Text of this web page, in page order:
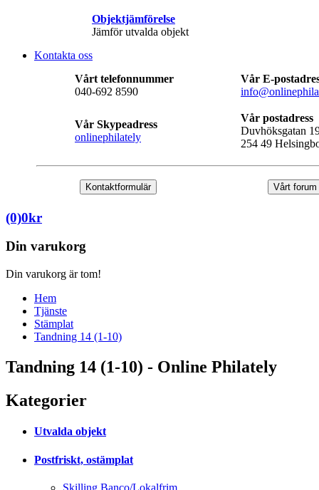
Objektjämförelse
Jämför utvalda objekt
Kontakta oss
Vårt telefonnummer
040-692 8590
Vår E-
Vår Skypeadress
onlinephilately
Vår postadress
Duvhöksgatan
254 49
Kontaktformulär Vårt forum
(0)0kr
Din varukorg
Din varukorg är tom!
Hem
Tjänste
Stämplat
Tandning 14 (1-10)
Tandning 14 (1-10) - Online Philately
Kategorier
Utvalda objekt
Postfriskt, ostämplat
Skilling Banco/Lokalfrim